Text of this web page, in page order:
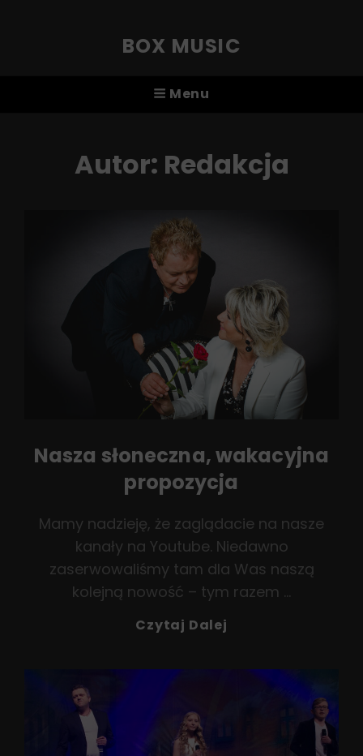
BOX MUSIC
Menu
Autor: Redakcja
Nasza słoneczna, wakacyjna
propozycja
Mamy nadzieję, że zaglądacie na nasze
kanały na Youtube. Niedawno
zaserwowaliśmy tam dla Was naszą
kolejną nowość – tym razem …
Czytaj Dalej
Propozycja